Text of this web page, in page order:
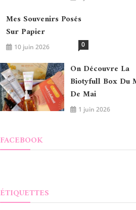
Mes Souvenirs Posés
Sur Papier
10 juin 2026 0
On Découvre La
Biotyfull Box Du
De Mai
1 juin 2026
FACEBOOK
ÉTIQUETTES